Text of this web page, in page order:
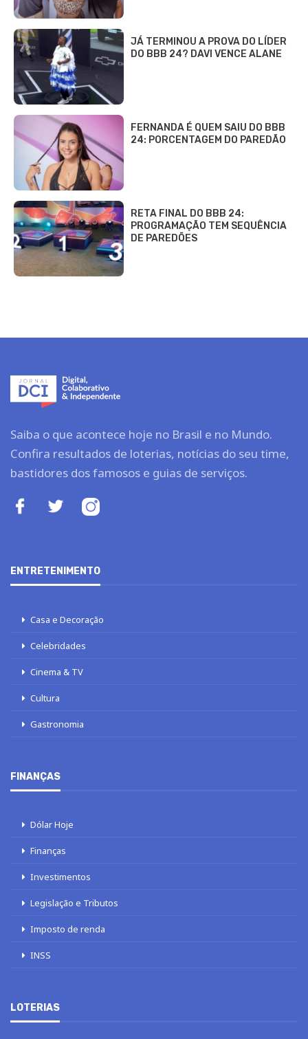
JÁ TERMINOU A PROVA DO LÍDER
DO BBB 24? DAVI VENCE ALANE
FERNANDA É QUEM SAIU DO BBB
24: PORCENTAGEM DO PAREDÃO
RETA FINAL DO BBB 24:
PROGRAMAÇÃO TEM SEQUÊNCIA
DE PAREDÕES
Saiba o que acontece hoje no Brasil e no Mundo.
Confira resultados de loterias, notícias do seu time,
bastidores dos famosos e guias de serviços.
ENTRETENIMENTO
Casa e Decoração
Celebridades
Cinema & TV
Cultura
Gastronomia
FINANÇAS
Dólar Hoje
Finanças
Investimentos
Legislação e Tributos
Imposto de renda
INSS
LOTERIAS